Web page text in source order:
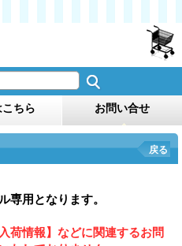
ちら お問い合せ
戻る
専用となります。
荷情報】などに関連するお問